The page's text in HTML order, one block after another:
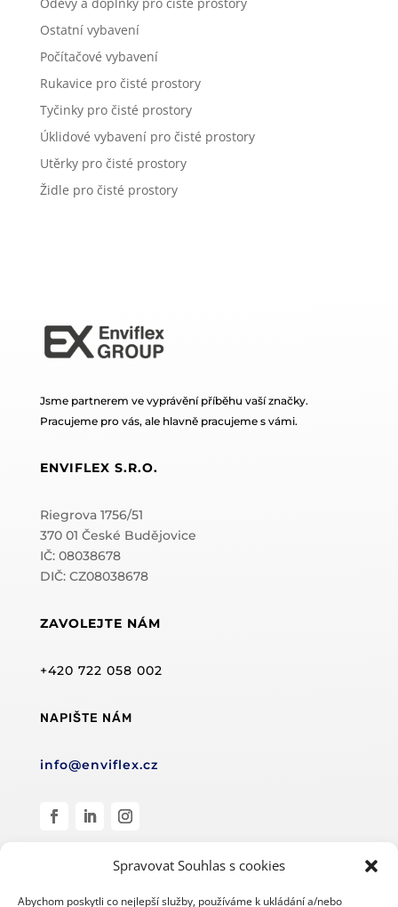
Spravovat Souhlas s cookies
Abychom poskytli co nejlepší služby, používáme k ukládání a/nebo
Oděvy a doplňky pro čisté prostory
Ostatní vybavení
Počítačové vybavení
Rukavice pro čisté prostory
Tyčinky pro čisté prostory
Úklidové vybavení pro čisté prostory
Utěrky pro čisté prostory
Židle pro čisté prostory
Jsme partnerem ve vyprávění příběhu vaší značky.
Pracujeme pro vás, ale hlavně pracujeme s vámi.
ENVIFLEX S.R.O.
Riegrova 1756/51
370 01 České Budějovice
IČ: 08038678
DIČ: CZ08038678
ZAVOLEJTE NÁM
+420 722 058 002
NAPIŠTE NÁM
info@enviflex.cz